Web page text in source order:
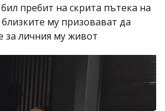
пребит на скрита пътека на
му призовават да
за личния му живот